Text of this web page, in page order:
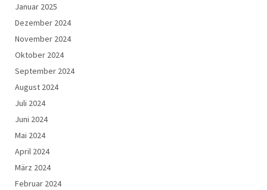
Januar 2025
Dezember 2024
November 2024
Oktober 2024
September 2024
August 2024
Juli 2024
Juni 2024
Mai 2024
April 2024
März 2024
Februar 2024